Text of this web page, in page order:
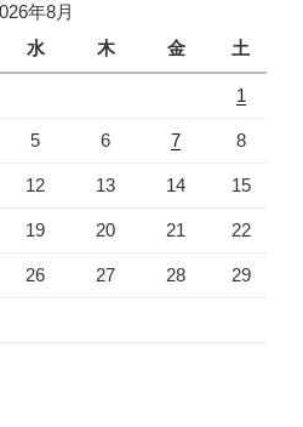
年8月
水 木 金 土
1
5 6 7 8
12 13 14 15
19 20 21 22
26 27 28 29